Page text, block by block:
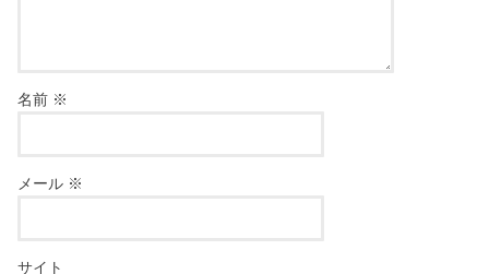
名前 ※
メール ※
サイト